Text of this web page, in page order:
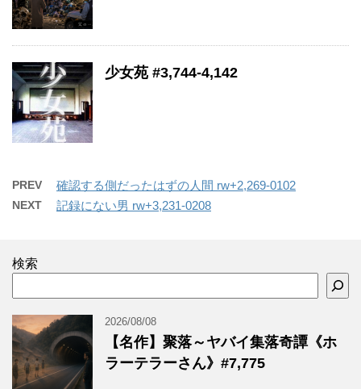
少女苑 #3,744-4,142
PREV 確認する側だったはずの人間 rw+2,269-0102
NEXT 記録にない男 rw+3,231-0208
検索
2026/08/08
【名作】聚落～ヤバイ集落奇譚《ホ
ラーテラーさん》#7,775